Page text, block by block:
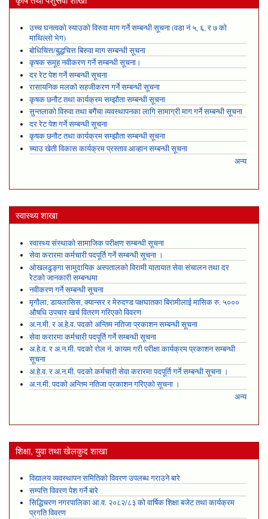
उच्च घनत्वको स्याउको विरुवा माग गर्ने सम्बन्धी सूचना (वडा नं ५, ६, र ७ को
माथिल्लो भेग)
बोधिचित्त/बुद्धचित्त बिरुवा माग सम्बन्धी सूचना
कृषक समूह नवीकरण गर्ने सम्बन्धी सूचना।
दर रेट पेश गर्ने सम्बन्धी सूचना
रासायनिक मलको सहजीकरण गर्ने सम्बन्धी सूचना
कृषक छनौट तथा कार्यक्रम सम्झौता सम्बन्धी सूचना
सुन्तलाको विरुवा तथा बगैंचा व्यवस्थापनका लागि सामाग्री माग गर्ने सम्बन्धी सूचना
दर रेट पेश गर्ने सम्बन्धी सूचना
कृषक छनौट तथा कार्यक्रम सम्झौता सम्बन्धी सूचना
च्याउ खेती विकास कार्यक्रम प्रस्ताव आव्हान सम्बन्धी सूचना
अन्य
स्वास्थ्य शाखा
स्वास्थ्य संस्थाको सामाजिक परीक्षण सम्बन्धी सूचना
सेवा करारमा कर्मचारी पदपूर्ति गर्ने सम्बन्धी सूचना ।
ओखलढुङ्गा सामुदायिक अस्पतालको विरामी यातायात सेवा संचालन तथा दर
रेटको जानकारी सम्बन्धमा
नवीकरण गर्ने सम्बन्धी सूचना
मृगौला, डायलासिस, क्यान्सर र मेरुदण्ड पक्षघातका बिरामीलाई मासिक रु. ५०००
औषधि उपचार खर्च वितरण गरिएको विवरण
अ.न.मी. र अ.हे.व. पदको अन्तिम नतिजा प्रकाशन सम्बन्धी सूचना
सेवा करारमा कर्मचारी पदपूर्ति गर्ने सम्बन्धी सूचना
अ.हे.व. र अ.न.मी. पदको रोल नं. कायम गरी परीक्षा कार्यक्रम प्रकाशन सम्बन्धी
सूचना
अ.हे.व. र अ.न.मी. पदको कर्मचारी सेवा करारमा पदपूर्ति गर्ने सम्बन्धी सूचना ।
अ.न.मी. पदको अन्तिम नतिजा प्रकाशन गरिएको सूचना ।
अन्य
शिक्षा, युवा तथा खेलकुद शाखा
विद्यालय व्यवस्थापन समितिको विवरण उपलब्ध गराउने बारे
सम्पत्ति विवरण पेश गर्ने बारे
सिद्धिचरण नगरपालिका आ.व. २०८२/८३ को वार्षिक शिक्षा बजेट तथा कार्यक्रम
प्रगति विवरण